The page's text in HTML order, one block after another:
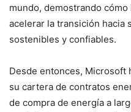
mundo, demostrando
acelerar la transición hacia
sostenibles y confiables.
Desde entonces, Microsoft
su cartera de contratos
de compra de energía a